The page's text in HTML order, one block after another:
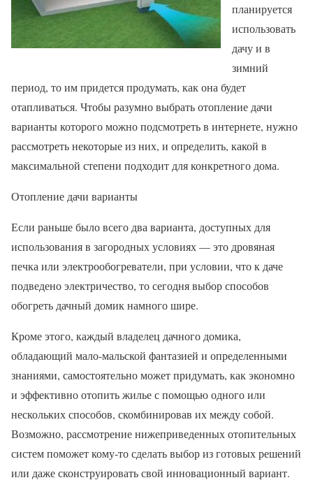
планируется
использовать
дачу и в
зимний
период, то им придется продумать, как она будет
отапливаться. Чтобы разумно выбрать отопление дачи
варианты которого можно подсмотреть в интернете, нужно
рассмотреть некоторые из них, и определить, какой в
максимальной степени подходит для конкретного дома.
Отопление дачи варианты
Если раньше было всего два варианта, доступных для
использования в загородных условиях — это дровяная
печка или электрообогреватели, при условии, что к даче
подведено электричество, то сегодня выбор способов
обогреть дачный домик намного шире.
Кроме этого, каждый владелец дачного домика,
обладающий мало-мальской фантазией и определенными
знаниями, самостоятельно может придумать, как экономно
и эффективно отопить жилье с помощью одного или
нескольких способов, скомбинировав их между собой.
Возможно, рассмотрение нижеприведенных отопительных
систем поможет кому-то сделать выбор из готовых решений
или даже сконструировать свой инновационный вариант.